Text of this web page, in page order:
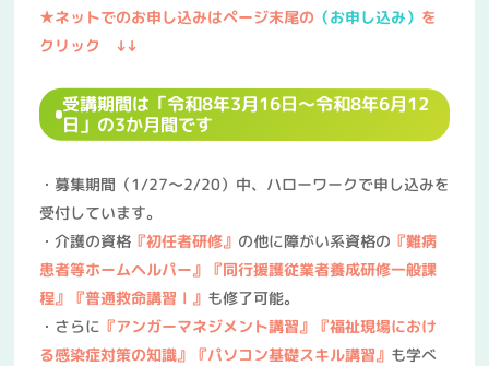
★ネットでのお申し込みはページ末尾の （お申し込み） を
クリック ↓↓
受講期間は「令和8年3月16日～令和8年6月12
日」の3か月間です
・募集期間（1/27～2/20）中、ハローワークで申し込みを
受付しています。
・介護の資格『初任者研修』 の他に障がい系資格の 『難病
患者等ホームヘルパー』『同行援護従業者養成研修一般課
程』『普通救命講習Ⅰ』 も修了可能。
・さらに 『アンガーマネジメント講習』 『福祉現場におけ
る感染症対策の知識』 『パソコン基礎スキル講習』 も学べ